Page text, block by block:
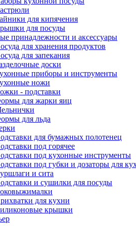
для кипячения
для посуды
принадлежности и аксессуары
для хранения продуктов
для запекания
доски
приборы и инструменты
ножи
- подставки
для жарки яиц
для льда
для бумажных полотенец
под горячее
под кухонные инструменты
под губки и дозаторы для
и сита
и сушилки для посуды
для кухни
крышки